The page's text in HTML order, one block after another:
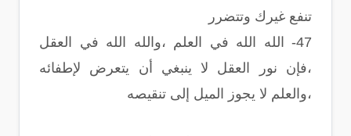
تنفع غيرك وتتضرر
47- الله الله في العلم ،والله الله في العقل
،فإن نور العقل لا ينبغي أن يتعرض لإطفائه
،والعلم لا يجوز الميل إلى تنقيصه